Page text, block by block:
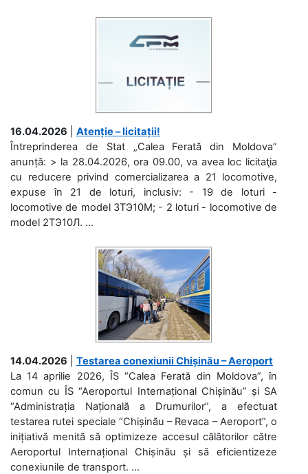
16.04.2026
Atenție – licitații!
Întreprinderea de Stat „Calea Ferată din Moldova”
anunță: > la 28.04.2026, ora 09.00, va avea loc licitaţia
cu reducere privind comercializarea a 21 locomotive,
expuse în 21 de loturi, inclusiv: - 19 de loturi -
locomotive de model 3ТЭ10М; - 2 loturi - locomotive de
model 2ТЭ10Л. ...
14.04.2026
Testarea conexiunii Chișinău – Aeroport
La 14 aprilie 2026, ÎS “Calea Ferată din Moldova”, în
comun cu ÎS “Aeroportul Internațional Chișinău” și SA
“Administrația Națională a Drumurilor”, a efectuat
testarea rutei speciale “Chișinău – Revaca – Aeroport”, o
inițiativă menită să optimizeze accesul călătorilor către
Aeroportul Internațional Chișinău și să eficientizeze
conexiunile de transport. ...